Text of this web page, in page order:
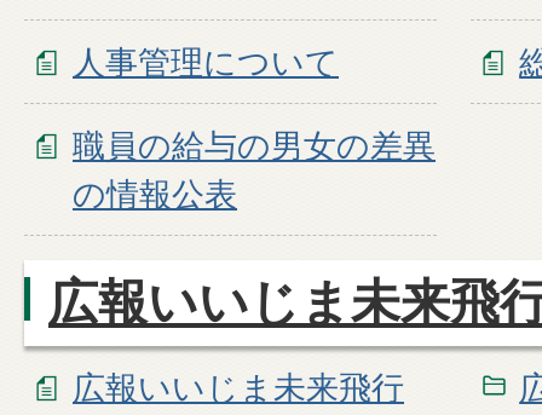
人事管理について
職員の給与の男女の差異
の情報公表
広報いいじま未来飛
広報いいじま未来飛行